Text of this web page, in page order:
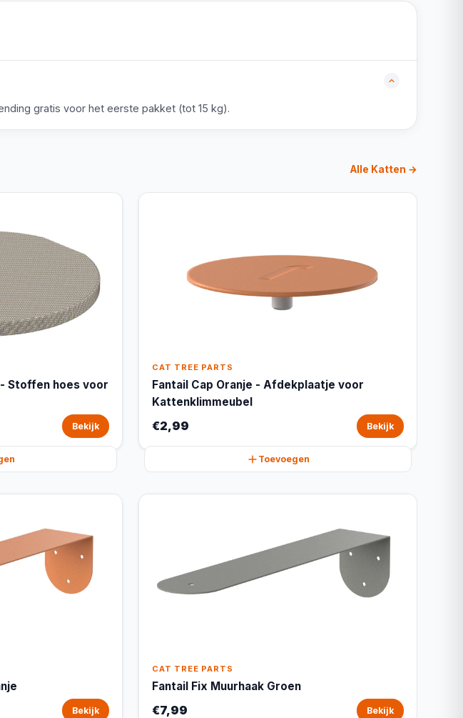
gratis voor het eerste pakket (tot 15 kg).
Alle Katten →
Stoffen hoes voor
Bekijk
CAT TREE PARTS
Fantail Cap Oranje - Afdekplaatje voor
Kattenklimmeubel
€2,99 Bekijk
Toevoegen
Bekijk
CAT TREE PARTS
Fantail Fix Muurhaak Groen
€7,99 Bekijk